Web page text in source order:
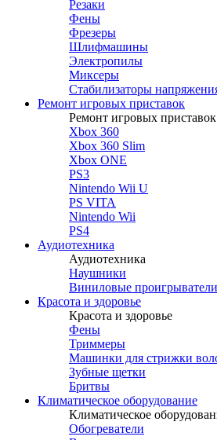
Резаки
Фены
Фрезеры
Шлифмашины
Электропилы
Миксеры
Стабилизаторы
Ремонт игровых приставок
Ремонт игровых приставок
Xbox 360
Xbox 360 Slim
Xbox ONE
PS3
Nintendo Wii U
PS VITA
Nintendo Wii
PS4
Аудиотехника
Аудиотехника
Наушники
Виниловые проигрыватели
Красота и здоровье
Красота и здоровье
Фены
Триммеры
Машинки для стрижки
Зубные щетки
Бритвы
Климатическое оборудование
Климатическое
Обогреватели